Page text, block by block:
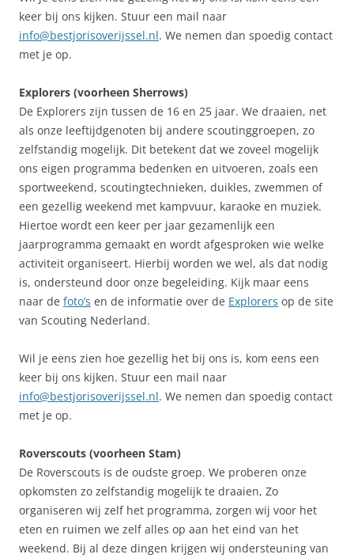
keer bij ons kijken. Stuur een mail naar
info@bestjorisoverijssel.nl. We nemen dan spoedig contact
met je op.
Explorers (voorheen Sherrows)
De Explorers zijn tussen de 16 en 25 jaar. We draaien, net
als onze leeftijdgenoten bij andere scoutinggroepen, zo
zelfstandig mogelijk. Dit betekent dat we zoveel mogelijk
ons eigen programma bedenken en uitvoeren, zoals een
sportweekend, scoutingtechnieken, duikles, zwemmen of
een gezellig weekend met kampvuur, karaoke en muziek.
Hiertoe wordt een keer per jaar gezamenlijk een
jaarprogramma gemaakt en wordt afgesproken wie welke
activiteit organiseert. Hierbij worden we wel, als dat nodig
is, ondersteund door onze begeleiding. Kijk maar eens
naar de foto’s en de informatie over de Explorers op de site
van Scouting Nederland.
Wil je eens zien hoe gezellig het bij ons is, kom eens een
keer bij ons kijken. Stuur een mail naar
info@bestjorisoverijssel.nl. We nemen dan spoedig contact
met je op.
Roverscouts (voorheen Stam)
De Roverscouts is de oudste groep. We proberen onze
opkomsten zo zelfstandig mogelijk te draaien, Zo
organiseren wij zelf het programma, zorgen wij voor het
eten en ruimen we zelf alles op aan het eind van het
weekend. Bij al deze dingen krijgen wij ondersteuning van